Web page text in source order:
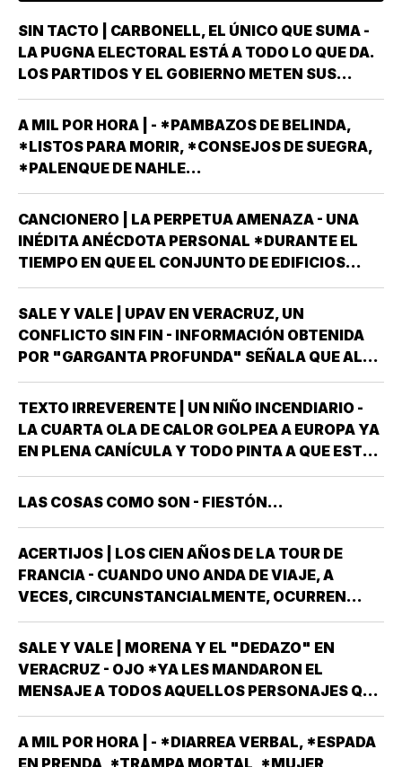
SIN TACTO | CARBONELL, EL ÚNICO QUE SUMA -
LA PUGNA ELECTORAL ESTÁ A TODO LO QUE DA.
LOS PARTIDOS Y EL GOBIERNO METEN SUS
ARMAS MÁS AFILADAS CON LA VISTA PUESTA EN
LA JORNADA DEL DOMINGO 6 DE JUNIO DEL AÑO
ENTRANTE *EL PROCESO ELECTORAL PARA
ELEGIR…
A MIL POR HORA | - *PAMBAZOS DE BELINDA,
*LISTOS PARA MORIR, *CONSEJOS DE SUEGRA,
*PALENQUE DE NAHLE...
CANCIONERO | LA PERPETUA AMENAZA - UNA
INÉDITA ANÉCDOTA PERSONAL *DURANTE EL
TIEMPO EN QUE EL CONJUNTO DE EDIFICIOS
LLAMADO LOS PINOS FUE RESIDENCIA OFICIAL
DEL PRESIDENTE DE MÉXICO, ESTUVE AHÍ
SOLAMENTE CUATRO VECES, TRES DE ELLAS EN
CALIDAD DE…
SALE Y VALE | UPAV EN VERACRUZ, UN
CONFLICTO SIN FIN - INFORMACIÓN OBTENIDA
POR "GARGANTA PROFUNDA" SEÑALA QUE AL
GOBIERNO DEL ESTADO *ESTÁ A PUNTO DE
"REVENTARLE" EL TEMA DE LA UNIVERSIDAD
POPULAR AUTÓNOMA DE VERACRUZ (UPAV) EN
LAS MANOS *Y NO ES…
TEXTO IRREVERENTE | UN NIÑO INCENDIARIO -
LA CUARTA OLA DE CALOR GOLPEA A EUROPA YA
EN PLENA CANÍCULA Y TODO PINTA A QUE ESTE
2026 SE UBICARÁ COMO EL PEOR DE LA HISTORIA
EN CUANTO A GOLPES CLIMÁTICOS *UNA OLA
LAS COSAS COMO SON - FIESTÓN...
ACERTIJOS | LOS CIEN AÑOS DE LA TOUR DE
FRANCIA - CUANDO UNO ANDA DE VIAJE, A
VECES, CIRCUNSTANCIALMENTE, OCURREN
COSAS QUE NO LLEVABAS PLANEADA *ME HAN
OCURRIDO ALGUNAS OCASIONES *AHORA
REMEMORO ESTA PORQUE TENEMOS A UN
MEXICANO EN EL TOP TEN DE…
SALE Y VALE | MORENA Y EL "DEDAZO" EN
VERACRUZ - OJO *YA LES MANDARON EL
MENSAJE A TODOS AQUELLOS PERSONAJES QUE
ASPIRAN A SER CANDIDATOS A DIPUTADOS
LOCALES, EN ALGUNO DE LOS 30 DISTRITOS QUE
HAY EN VERACRUZ POR EL PARTIDO MORENA,
A MIL POR HORA | - *DIARREA VERBAL, *ESPADA